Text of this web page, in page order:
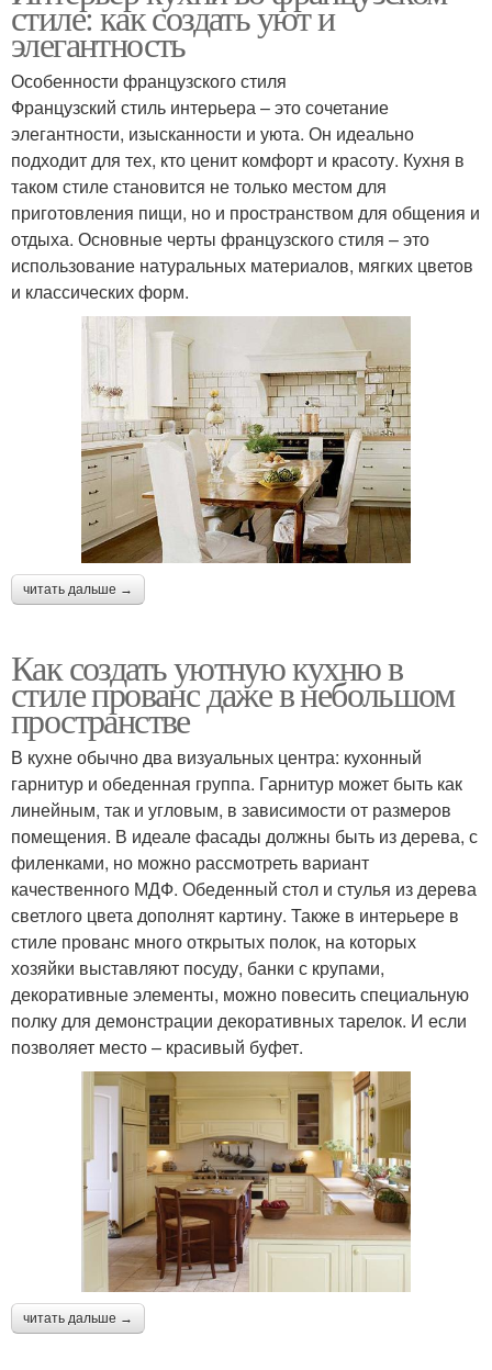
стиле: как создать уют и
элегантность
Особенности французского стиля
Французский стиль интерьера – это сочетание
элегантности, изысканности и уюта. Он идеально
подходит для тех, кто ценит комфорт и красоту. Кухня в
таком стиле становится не только местом для
приготовления пищи, но и пространством для общения и
отдыха. Основные черты французского стиля – это
использование натуральных материалов, мягких цветов
и классических форм.
читать дальше →
Как создать уютную кухню в
стиле прованс даже в небольшом
пространстве
В кухне обычно два визуальных центра: кухонный
гарнитур и обеденная группа. Гарнитур может быть как
линейным, так и угловым, в зависимости от размеров
помещения. В идеале фасады должны быть из дерева, с
филенками, но можно рассмотреть вариант
качественного МДФ. Обеденный стол и стулья из дерева
светлого цвета дополнят картину. Также в интерьере в
стиле прованс много открытых полок, на которых
хозяйки выставляют посуду, банки с крупами,
декоративные элементы, можно повесить специальную
полку для демонстрации декоративных тарелок. И если
позволяет место – красивый буфет.
читать дальше →